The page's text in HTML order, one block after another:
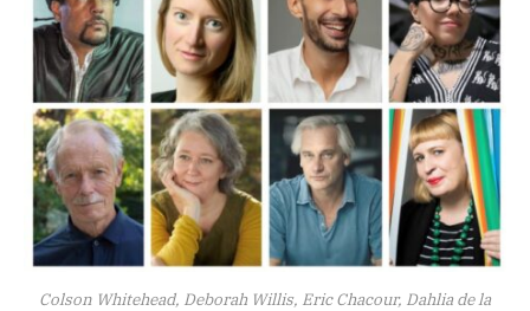
Colson Whitehead, Deborah Willis, Eric Chacour, Dahlia de la